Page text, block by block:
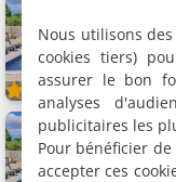
12
5.6 km
2
8
Nous utilisons
cookies tiers)
assurer le bon
analyses
publicitaires les
Pour bénéficier
accepter ces